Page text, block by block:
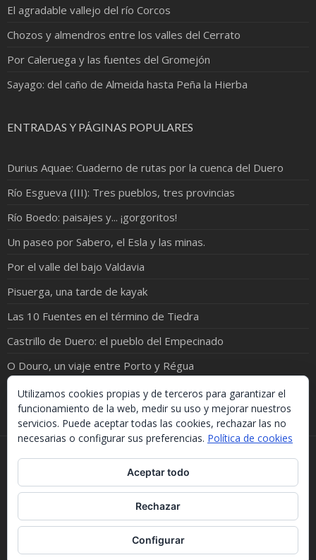
El agradable vallejo del río Corcos
Chozos y almendros entre los valles del Cerrato
Por Caleruega y las fuentes del Gromejón
Sayago: del caño de Almeida hasta Peña la Hierba
ENTRADAS Y PÁGINAS POPULARES
Durius Aquae: Cuaderno de rutas por la cuenca del Duero
Río Esgueva (III): Tres pueblos, tres provincias
Río Boedo: paisajes y... ¡gorgoritos!
Un paseo por Sabero, el Esla y las minas.
Por el valle del bajo Valdavia
Pisuerga, una tarde de kayak
Las 10 Fuentes en el término de Tiedra
Castrillo de Duero: el pueblo del Empecinado
O Douro, un viaje entre Porto y Régua
Tierras de Lara: Entre suaves Mamblas y duras Peñas
Si necesitas algo de este blog puedes cogerlo, lo único
que te pido es que menciones la procedencia. Gracias.
Should you need something from this blog, just take it.
The only thing I'd ask you is to mention this site. Many
thanks.
WordPress Theme :Fotography
Utilizamos cookies propias y de terceros para garantizar el
funcionamiento de la web, medir su uso y mejorar nuestros
servicios. Puede aceptar todas las cookies, rechazar las no
necesarias o configurar sus preferencias. Política de cookies
Aceptar todo
Rechazar
Configurar